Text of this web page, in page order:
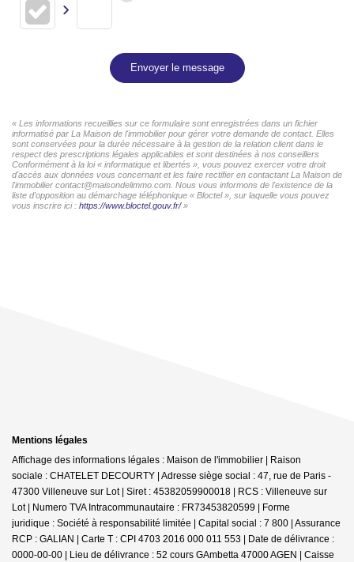
Envoyer le message
« Les informations recueillies sur ce formulaire sont enregistrées dans un fichier
informatisé par La Maison de l'immobilier pour gérer votre demande de contact. Elles
sont conservées pour la durée nécessaire à la gestion de la relation client dans le
respect des prescriptions légales applicables et sont destinées à nos conseillers
Conformément à la loi « informatique et libertés », vous pouvez exercer votre droit
d'accès aux données vous concernant et les faire rectifier en contactant La Maison de
l'immobilier contact@maisondelimmo.com. Nous vous informons de l'existence de la
liste d'opposition au démarchage téléphonique « Bloctel », sur laquelle vous pouvez
vous inscrire ici : https://www.bloctel.gouv.fr/»
Mentions légales
Affichage des informations légales : Maison de l'immobilier | Raison
sociale : CHATELET DECOURTY | Adresse siège social : 47, rue de Paris -
47300 Villeneuve sur Lot | Siret : 45382059900018 | RCS : Villeneuve sur
Lot | Numero TVA Intracommunautaire : FR73453820599 | Forme
juridique : Société à responsabilité limitée | Capital social : 7 800 | Assurance
RCP : GALIAN | Carte T : CPI 4703 2016 000 011 553 | Date de délivrance :
0000-00-00 | Lieu de délivrance : 52 cours GAmbetta 47000 AGEN | Caisse